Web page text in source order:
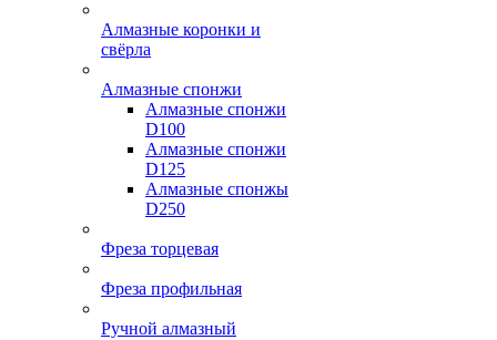
Алмазные коронки и
свёрла
Алмазные спонжи
Алмазные спонжи
D100
Алмазные спонжи
D125
Алмазные спонжы
D250
Фреза торцевая
Фреза профильная
Ручной алмазный